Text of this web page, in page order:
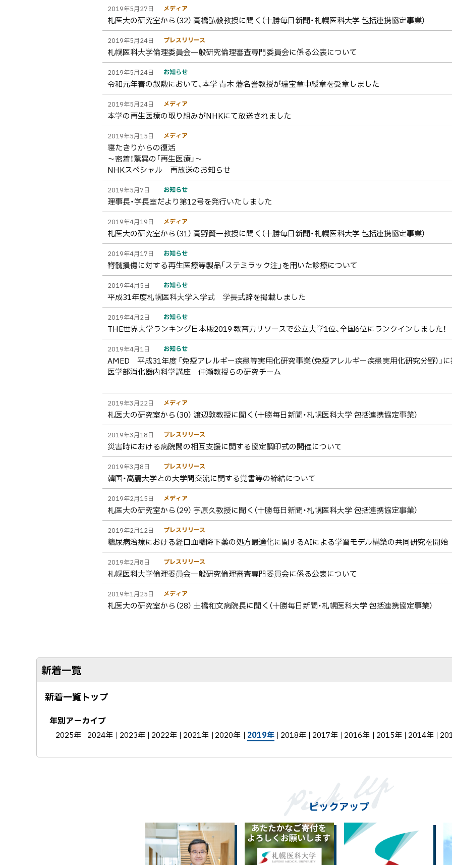
2019年5月27日 メディア
札医大の研究室から（32） 高橋弘毅教授に聞く（十勝毎日新聞・札幌医科大学 包括連携協定事業）
2019年5月24日 プレスリリース
札幌医科大学倫理委員会一般研究倫理審査専門委員会に係る公表について
2019年5月24日 お知らせ
令和元年春の叙勲において、本学 青木 藩名誉教授が瑞宝章中綬章を受章しました
2019年5月24日 メディア
本学の再生医療の取り組みがNHKにて放送されました
2019年5月15日 メディア
寝たきりからの復活
～密着！驚異の「再生医療」～
NHKスペシャル 再放送のお知らせ
2019年5月7日 お知らせ
理事長・学長室だより第12号を発行いたしました
2019年4月19日 メディア
札医大の研究室から（31） 高野賢一教授に聞く（十勝毎日新聞・札幌医科大学 包括連携協定事業）
2019年4月17日 お知らせ
脊髄損傷に対する再生医療等製品「ステミラック注」を用いた診療について
2019年4月5日 お知らせ
平成31年度札幌医科大学入学式 学長式辞を掲載しました
2019年4月2日 お知らせ
THE世界大学ランキング日本版2019 教育力リソースで公立大学1位、全国6位にランクインしました！
2019年4月1日 お知らせ
AMED 平成31年度 「免疫アレルギー疾患等実用化研究事業（免疫アレルギー疾患実用化研究分野）」に
医学部消化器内科学講座 仲瀬教授らの研究チーム
2019年3月22日 メディア
札医大の研究室から（30） 渡辺敦教授に聞く（十勝毎日新聞・札幌医科大学 包括連携協定事業）
2019年3月18日 プレスリリース
災害時における病院間の相互支援に関する協定調印式の開催について
2019年3月8日 プレスリリース
韓国・高麗大学との大学間交流に関する覚書等の締結について
2019年2月15日 メディア
札医大の研究室から（29） 宇原久教授に聞く（十勝毎日新聞・札幌医科大学 包括連携協定事業）
2019年2月12日 プレスリリース
糖尿病治療における経口血糖降下薬の処方最適化に関するAIによる学習モデル構築の共同研究を開始
2019年2月8日 プレスリリース
札幌医科大学倫理委員会一般研究倫理審査専門委員会に係る公表について
2019年1月25日 メディア
札医大の研究室から（28） 土橋和文病院長に聞く（十勝毎日新聞・札幌医科大学 包括連携協定事業）
新着一覧
新着一覧トップ
年別アーカイブ
2025年 2024年 2023年 2022年 2021年 2020年 2019年 2018年 2017年 2016年 2015年 2014年
ピックアップ